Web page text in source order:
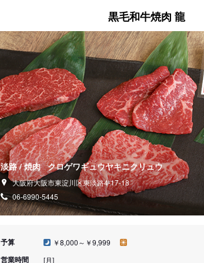
黒毛和牛焼肉 龍
淡路 / 焼肉 クロゲワギュウヤキニクリュウ
大阪府大阪市東淀川区東淡路4-17-18
06-6990-5445
予算 ￥8,000～￥9,999
営業時間 [月]